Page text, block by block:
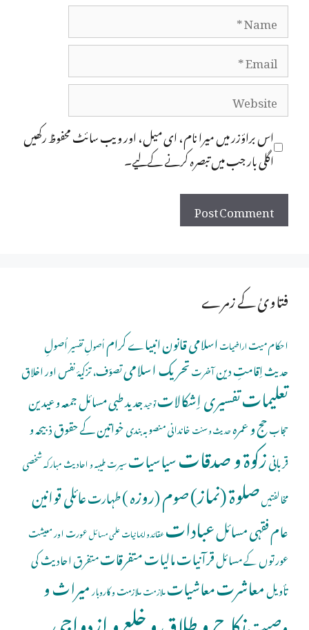
Name
Email
Website
اس براؤزر میں میرا نام، ای میل، اور ویب سائٹ محفوظ رکھیں
اگلی بار جب میں تبصرہ کرنے کےلیے۔
فتاویٰ کے زمرے
احکام میتاراضیاتاسلامی قانونانبیاے کراماُصولِ تفسیراُصولِ
حدیثاِقامتِ دینآخرتتحریک اسلامیتصوّف، تزکیۂ نفس اور اخلاق
تعلیماتتفسیری اِشکالاتتوحیدجدید طبی مسائلجمعہ و عیدین
حجابحج و عمرہحدیث و سنتخاندانی منصوبہ بندیخواتین کے حقوقذبیحہ و
قربانیزکوۃ و صدقاتسیاسیاتسیرت طیبہ و احادیث مبارکہشخصی
مخالفتیںصلوة (نماز)صوم (روزہ )طہارتعائلی قوانین
عام فقہی مسائلعباداتعقائد و ایمانیاتعلمی مسائلعورت اور معیشت
عورتوں کے مسائلقرآنیاتمالیاتمتفرقاتمتفرق احادیث کی
تأویلمعاشرتمعاشیاتملازمتملازمت و کاروبارمیراث و